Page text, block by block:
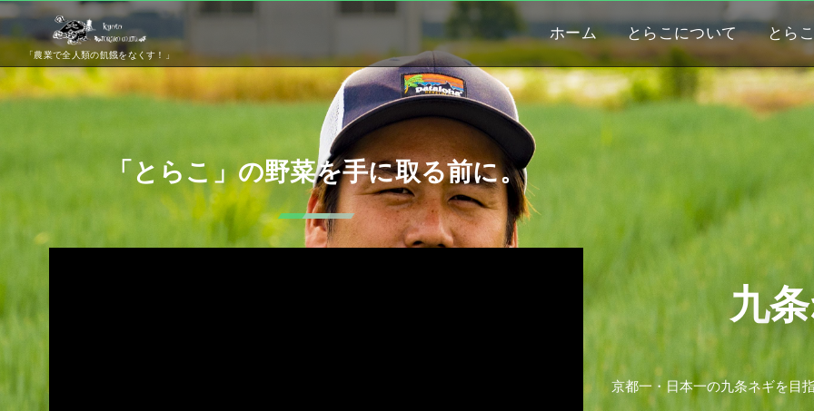
「農業で全人類の飢餓をなくす！」
ホーム とらこについて とら
「とらこ」の野菜を手に取る前に。
九条
京都一 ・ 日本一の九条ネギを 目